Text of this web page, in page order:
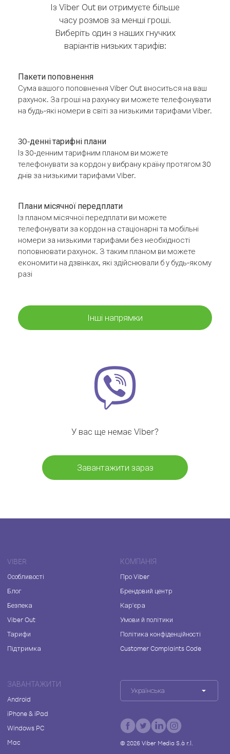
Із Viber Out ви отримуєте більше
часу розмов за менші гроші.
Виберіть один з наших гнучких
варіантів низьких тарифів:
Пакети поповнення
Сума вашого поповнення Viber Out вноситься на ваш
рахунок. За гроші на рахунку ви можете телефонувати
на будь-які номери в світі за низькими тарифами Viber.
30-денні тарифні плани
Із 30-денним тарифним планом ви можете
телефонувати за кордон у вибрану країну протягом 30
днів за низькими тарифами Viber.
Плани місячної передплати
Із планом місячної передплати ви можете
телефонувати за кордон на стаціонарні та мобільні
номери за низькими тарифами без необхідності
поповнювати рахунок. З таким планом ви можете
економити на дзвінках, які здійснювали б у будь-якому
разі
Інші напрямки
У вас ще немає Viber?
Завантажити зараз
VIBER
Особливості
Блог
Безпека
Viber Out
Тарифи
Підтримка
КОМПАНІЯ
Про Viber
Брендовий центр
Кар'єра
Умови й політики
Політика конфіденційності
Customer Complaints Code
ЗАВАНТАЖИТИ
Android
iPhone & iPad
Windows PC
Mac
Українська
© 2026Viber Media S.à r.l.